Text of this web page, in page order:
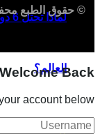
العالم؟
© حقوق الطبع
Welcome Back!
account below